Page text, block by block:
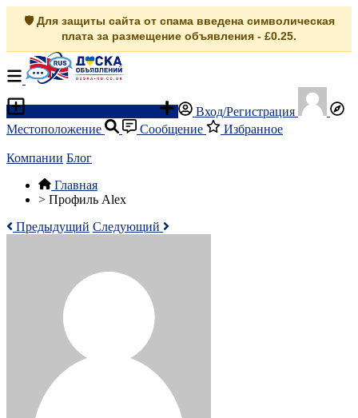
🛡️ Для защиты сайта от спама введена символическая
плата за размещение объявления - £0.25.
Вход/Регистрация
Местоположение
Сообщение Избранное
Компании Блог
Главная
> Профиль Alex
Предыдущий Следующий